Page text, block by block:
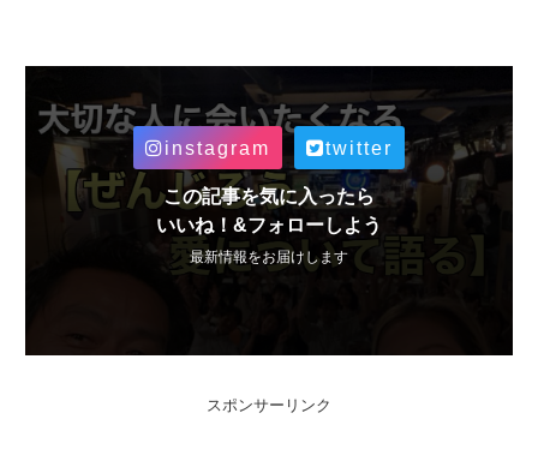
instagram twitter
この記事を気に入ったら
いいね！&フォローしよう
最新情報をお届けします
スポンサーリンク